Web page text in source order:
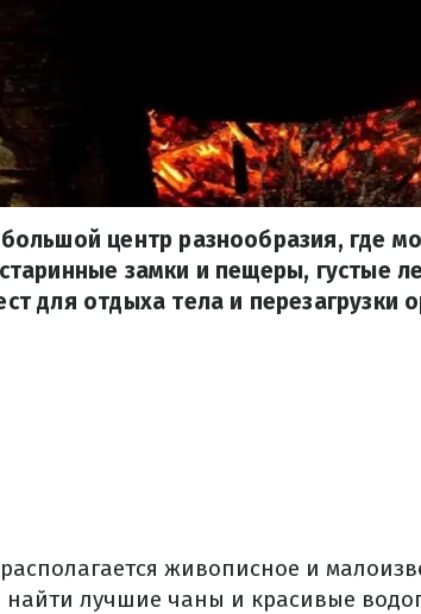
центр разнообразия, где
замки и пещеры, густые
для отдыха тела и перезагрузки
живописное и
лучшие чаны и красивые